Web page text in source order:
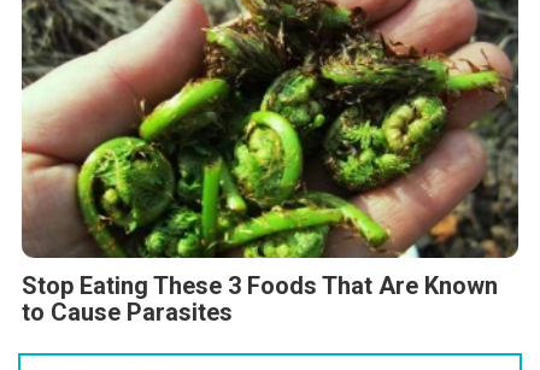
Stop Eating These 3 Foods That Are Known
to Cause Parasites